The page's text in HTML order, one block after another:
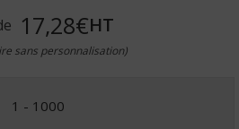
17,28€HT
sans personnalisation)
1 - 1000